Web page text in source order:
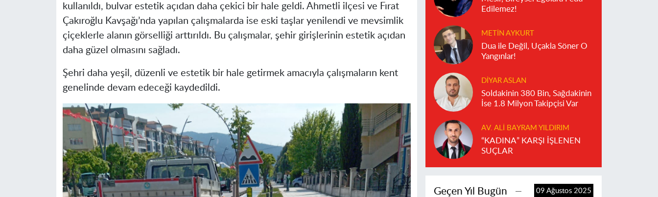
kullanıldı, bulvar estetik açıdan daha çekici bir hale geldi. Ahmetli ilçesi ve Fırat
Çakıroğlu Kavşağı’nda yapılan çalışmalarda ise eski taşlar yenilendi ve mevsimlik
çiçeklerle alanın görselliği arttırıldı. Bu çalışmalar, şehir girişlerinin estetik açıdan
daha güzel olmasını sağladı.
Şehri daha yeşil, düzenli ve estetik bir hale getirmek amacıyla çalışmaların kent
genelinde devam edeceği kaydedildi.
Edilemez!
METIN AYKURT
Dua ile Değil, Uçakla Söner O
Yangınlar!
DIYAR ASLAN
Soldakinin 380 Bin, Sağdakinin
İse 1.8 Milyon Takipçisi Var
AV. ALI BAYRAM YILDIRIM
“KADINA” KARŞI İŞLENEN
SUÇLAR
Geçen Yıl Bugün 09 Ağustos 2025